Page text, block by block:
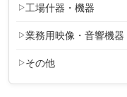
工場什器・機器
業務用映像・音響機器
その他